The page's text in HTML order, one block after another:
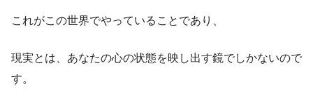
これがこの世界でやっていることであり、
現実とは、あなたの心の状態を映し出す鏡でしかないので
す。